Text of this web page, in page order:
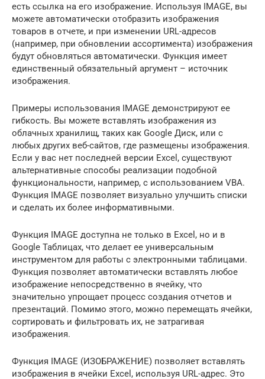
есть ссылка на его изображение. Используя IMAGE, вы
можете автоматически отобразить изображения
товаров в отчете, и при изменении URL-адресов
(например, при обновлении ассортимента) изображения
будут обновляться автоматически. Функция имеет
единственный обязательный аргумент – источник
изображения.
Примеры использования IMAGE демонстрируют ее
гибкость. Вы можете вставлять изображения из
облачных хранилищ, таких как Google Диск, или с
любых других веб-сайтов, где размещены изображения.
Если у вас нет последней версии Excel, существуют
альтернативные способы реализации подобной
функциональности, например, с использованием VBA.
Функция IMAGE позволяет визуально улучшить списки
и сделать их более информативными.
Функция IMAGE доступна не только в Excel, но и в
Google Таблицах, что делает ее универсальным
инструментом для работы с электронными таблицами.
Функция позволяет автоматически вставлять любое
изображение непосредственно в ячейку, что
значительно упрощает процесс создания отчетов и
презентаций. Помимо этого, можно перемещать ячейки,
сортировать и фильтровать их, не затрагивая
изображения.
Функция IMAGE (ИЗОБРАЖЕНИЕ) позволяет вставлять
изображения в ячейки Excel, используя URL-адрес. Это